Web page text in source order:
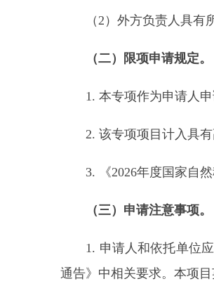
（2）外方负责人具有所
（二）限项申请规定。
1. 本专项作为申请人申
2. 该专项项目计入具有
3. 《2026年度国家自然
（三）申请注意事项。
1. 申请人和依托单位应
通告》中相关要求。本项